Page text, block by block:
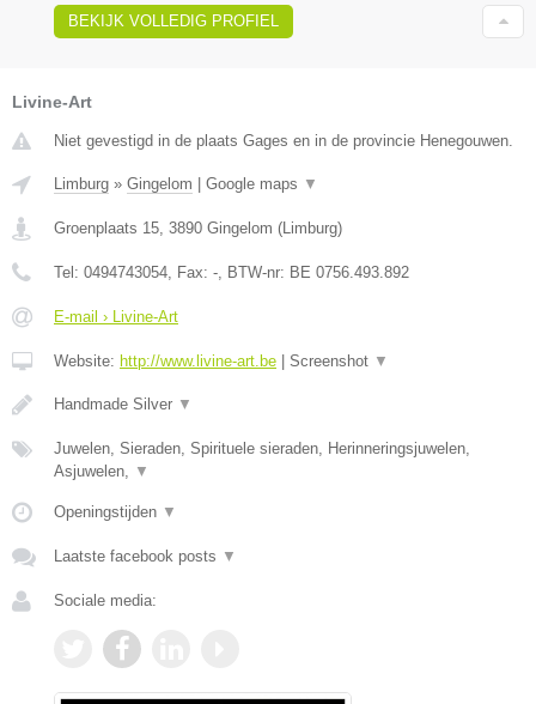
BEKIJK VOLLEDIG PROFIEL
Livine-Art
Niet gevestigd in de plaats Gages en in de provincie Henegouwen.
Limburg » Gingelom Google maps ▼
Groenplaats 15 3890 Gingelom ( Limburg)
Tel: 0494743054 , Fax: - , BTW-nr: BE 0756.493.892
E-mail › Livine-Art
Website: http://www.livine-art.be Screenshot ▼
Handmade Silver ▼
Juwelen, Sieraden, Spirituele sieraden, Herinneringsjuwelen,
Asjuwelen,
▼
Openingstijden ▼
Laatste facebook posts ▼
Sociale media: